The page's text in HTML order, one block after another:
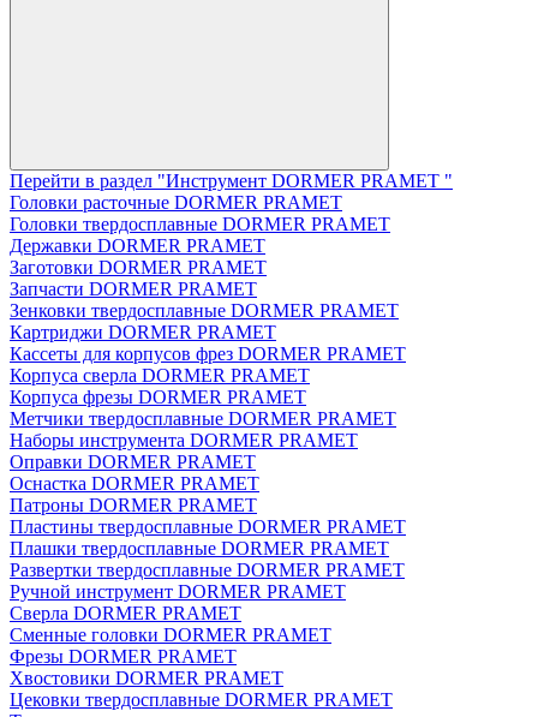
Перейти в раздел "Инструмент DORMER PRAMET "
Головки расточные DORMER PRAMET
Головки твердосплавные DORMER PRAMET
Державки DORMER PRAMET
Заготовки DORMER PRAMET
Запчасти DORMER PRAMET
Зенковки твердосплавные DORMER PRAMET
Картриджи DORMER PRAMET
Кассеты для корпусов фрез DORMER PRAMET
Корпуса сверла DORMER PRAMET
Корпуса фрезы DORMER PRAMET
Метчики твердосплавные DORMER PRAMET
Наборы инструмента DORMER PRAMET
Оправки DORMER PRAMET
Оснастка DORMER PRAMET
Патроны DORMER PRAMET
Пластины твердосплавные DORMER PRAMET
Плашки твердосплавные DORMER PRAMET
Развертки твердосплавные DORMER PRAMET
Ручной инструмент DORMER PRAMET
Сверла DORMER PRAMET
Сменные головки DORMER PRAMET
Фрезы DORMER PRAMET
Хвостовики DORMER PRAMET
Цековки твердосплавные DORMER PRAMET